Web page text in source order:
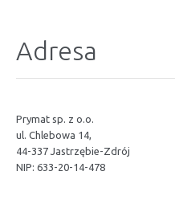
Adresa
Prymat sp. z o.o.
ul. Chlebowa 14,
44-337 Jastrzębie-Zdrój
NIP: 633-20-14-478